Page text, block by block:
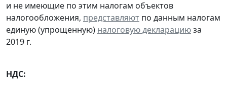
и не имеющие по этим налогам объектов
налогообложения, представляют по данным налогам
единую (упрощенную) налоговую декларациюза
2019 г.
НДС: